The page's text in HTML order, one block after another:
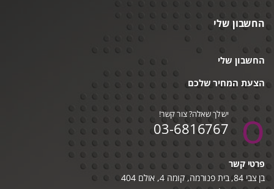
החשבון שלי
החשבון שלי
הצעת המחיר שלכם
יש לך שאלה? צור קשר!
03-6816767
פרטי קשר
בן צבי 84, בית פנורמה, קומה 4, אולם 404